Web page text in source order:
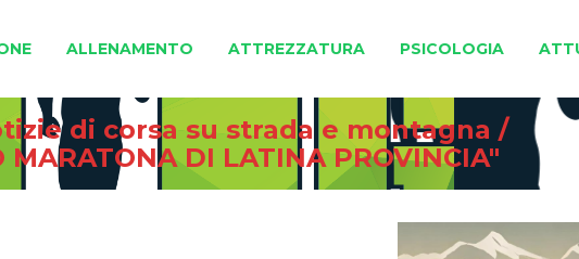
ALLENAMENTO ATTREZZATURA PSICOLOGIA
di corsa su strada e montagna /
DI LATINA PROVINCIA"